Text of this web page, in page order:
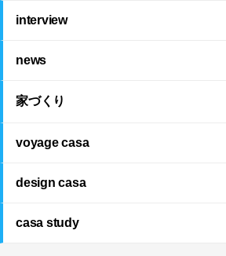
interview
news
家づくり
voyage casa
design casa
casa study